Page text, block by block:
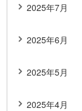
2025年7月
2025年6月
2025年5月
2025年4月